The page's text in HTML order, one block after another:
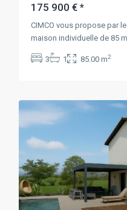
175 900 €*
CIMCO vous propose par
maison individuelle de 85
3 1 85.00 m2